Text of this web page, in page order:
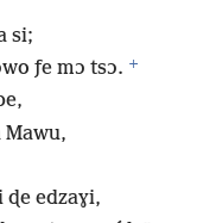
si;
ƒe mɔ tsɔ. +
Mawu,
edzaɣi,